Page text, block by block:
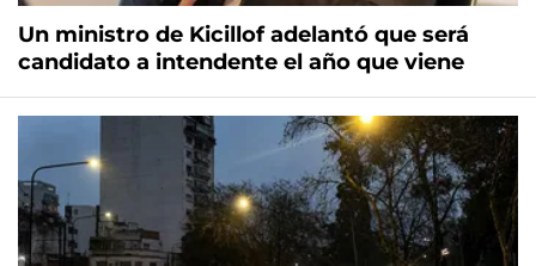
Un ministro de Kicillof adelantó que será
candidato a intendente el año que viene